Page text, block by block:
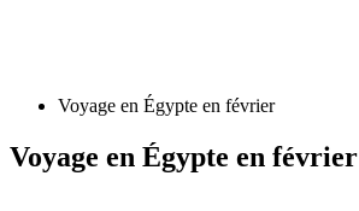
Voyage en Égypte en février
Voyage en Égypte en février